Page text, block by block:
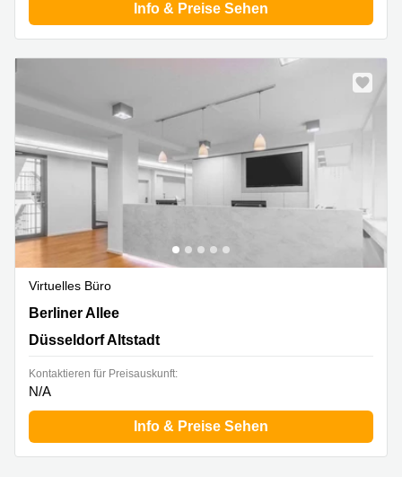
Info & Preise Sehen
Virtuelles Büro
Berliner Allee 59, Düsseldorf Altstadt
Berliner Allee
Düsseldorf Altstadt
Kontaktieren für Preisauskunft:
N/A
Info & Preise Sehen